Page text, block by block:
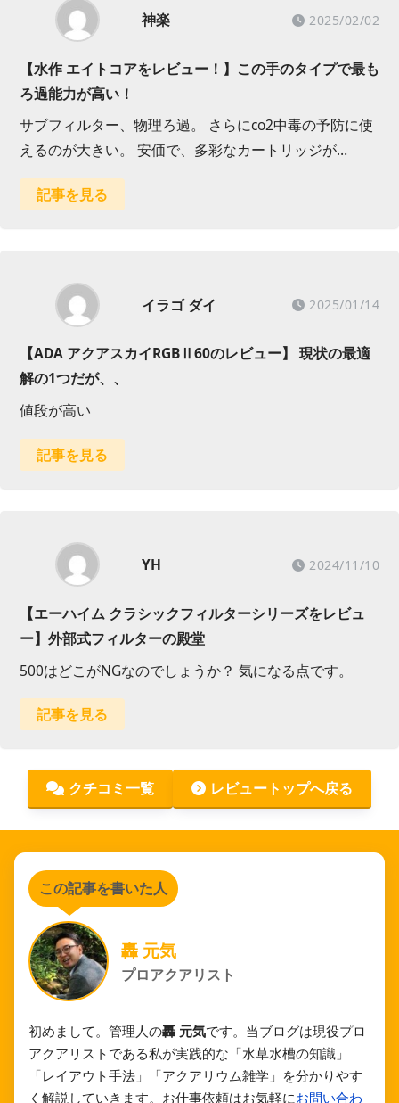
神楽 2025/02/02
【水作 エイトコアをレビュー！】この手のタイプで最も
ろ過能力が高い！
サブフィルター、物理ろ過。 さらにco2中毒の予防に使
えるのが大きい。 安価で、多彩なカートリッジが…
記事を見る
イラゴ ダイ 2025/01/14
【ADA アクアスカイRGBⅡ60のレビュー】 現状の最適
解の1つだが、、
値段が高い
記事を見る
YH 2024/11/10
【エーハイム クラシックフィルターシリーズをレビュ
ー】外部式フィルターの殿堂
500はどこがNGなのでしょうか？ 気になる点です。
記事を見る
クチコミ一覧 レビュートップへ戻る
この記事を書いた人
轟 元気
プロアクアリスト
初めまして。管理人の轟 元気です。当ブログは現役プロ
アクアリストである私が実践的な「水草水槽の知識」
「レイアウト手法」「アクアリウム雑学」を分かりやす
く解説していきます。お仕事依頼はお気軽にお問い合わ